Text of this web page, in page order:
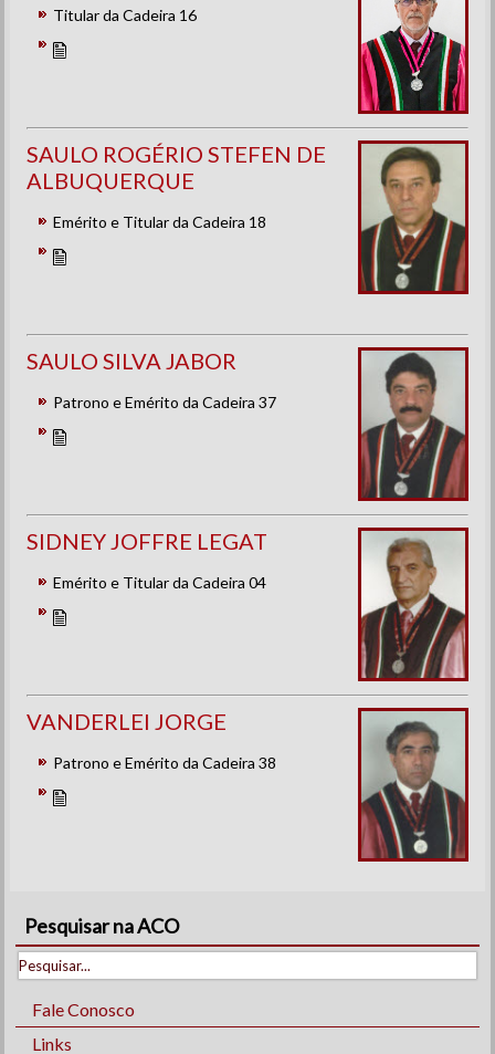
Titular da Cadeira 16
SAULO ROGÉRIO STEFEN DE
ALBUQUERQUE
Emérito e Titular da Cadeira 18
SAULO SILVA JABOR
Patrono e Emérito da Cadeira 37
SIDNEY JOFFRE LEGAT
Emérito e Titular da Cadeira 04
VANDERLEI JORGE
Patrono e Emérito da Cadeira 38
Pesquisar na ACO
Fale Conosco
Links